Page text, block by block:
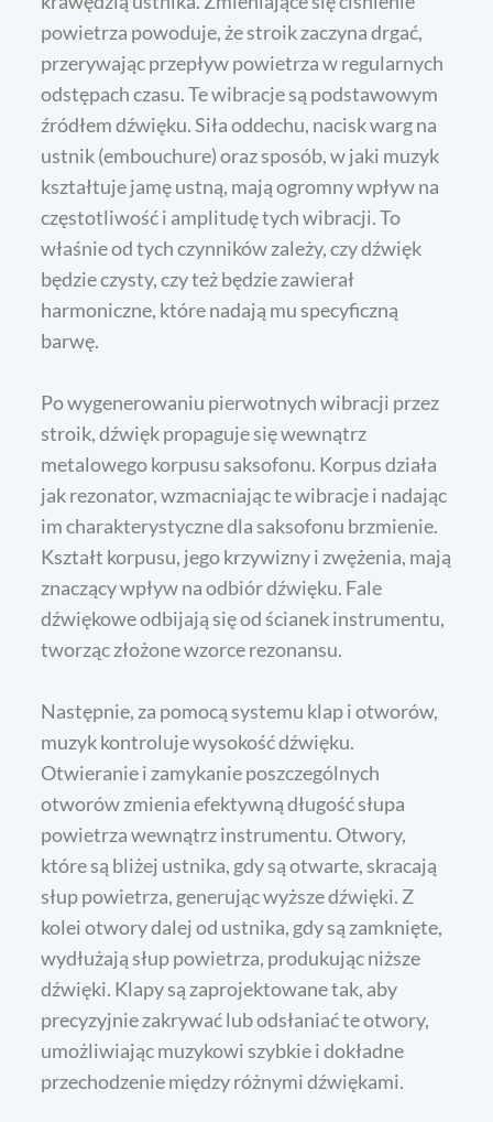
powietrza powoduje, że stroik zaczyna drgać,
przerywając przepływ powietrza w regularnych
odstępach czasu. Te wibracje są podstawowym
źródłem dźwięku. Siła oddechu, nacisk warg na
ustnik (embouchure) oraz sposób, w jaki muzyk
kształtuje jamę ustną, mają ogromny wpływ na
częstotliwość i amplitudę tych wibracji. To
właśnie od tych czynników zależy, czy dźwięk
będzie czysty, czy też będzie zawierał
harmoniczne, które nadają mu specyficzną
barwę.
Po wygenerowaniu pierwotnych wibracji przez
stroik, dźwięk propaguje się wewnątrz
metalowego korpusu saksofonu. Korpus działa
jak rezonator, wzmacniając te wibracje i nadając
im charakterystyczne dla saksofonu brzmienie.
Kształt korpusu, jego krzywizny i zwężenia, mają
znaczący wpływ na odbiór dźwięku. Fale
dźwiękowe odbijają się od ścianek instrumentu,
tworząc złożone wzorce rezonansu.
Następnie, za pomocą systemu klap i otworów,
muzyk kontroluje wysokość dźwięku.
Otwieranie i zamykanie poszczególnych
otworów zmienia efektywną długość słupa
powietrza wewnątrz instrumentu. Otwory,
które są bliżej ustnika, gdy są otwarte, skracają
słup powietrza, generując wyższe dźwięki. Z
kolei otwory dalej od ustnika, gdy są zamknięte,
wydłużają słup powietrza, produkując niższe
dźwięki. Klapy są zaprojektowane tak, aby
precyzyjnie zakrywać lub odsłaniać te otwory,
umożliwiając muzykowi szybkie i dokładne
przechodzenie między różnymi dźwiękami.